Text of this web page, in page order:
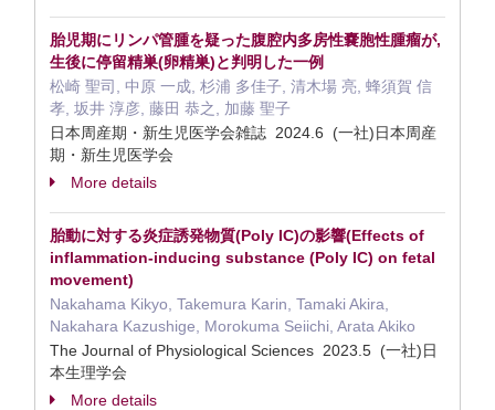
胎児期にリンパ管腫を疑った腹腔内多房性嚢胞性腫瘤が,
生後に停留精巣(卵精巣)と判明した一例
松崎 聖司, 中原 一成, 杉浦 多佳子, 清木場 亮, 蜂須賀 信
孝, 坂井 淳彦, 藤田 恭之, 加藤 聖子
日本周産期・新生児医学会雑誌 2024.6 (一社)日本周産
期・新生児医学会
More details
胎動に対する炎症誘発物質(Poly IC)の影響(Effects of
inflammation-inducing substance (Poly IC) on fetal
movement)
Nakahama Kikyo, Takemura Karin, Tamaki Akira,
Nakahara Kazushige, Morokuma Seiichi, Arata Akiko
The Journal of Physiological Sciences 2023.5 (一社)日
本生理学会
More details